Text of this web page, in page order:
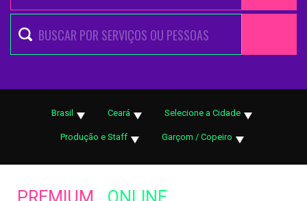
Brasil Ceará Selecione a Cidade
Produção e Staff Garçom / Copeiro